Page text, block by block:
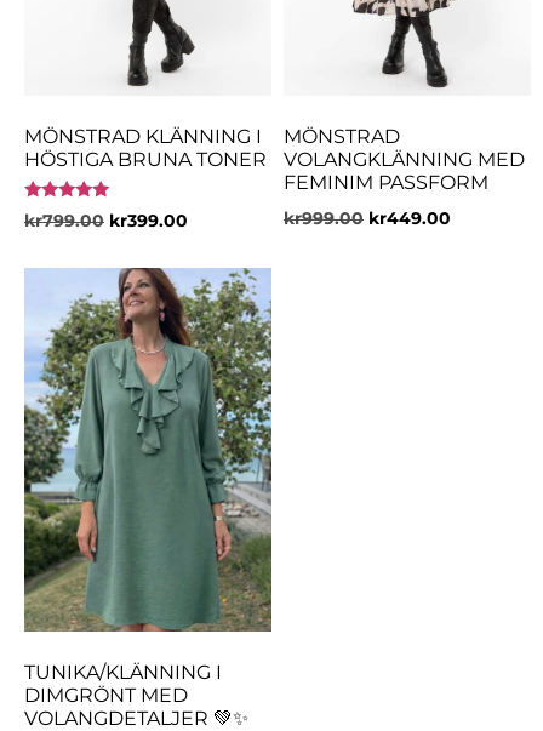
MÖNSTRAD KLÄNNING I
HÖSTIGA BRUNA TONER
Betygsatt
5.00
kr799.00 kr399.00
MÖNSTRAD
VOLANGKLÄNNING MED
FEMINIM PASSFORM
kr999.00 kr449.00
TUNIKA/KLÄNNING I
DIMGRÖNT MED
VOLANGDETALJER 💚✨